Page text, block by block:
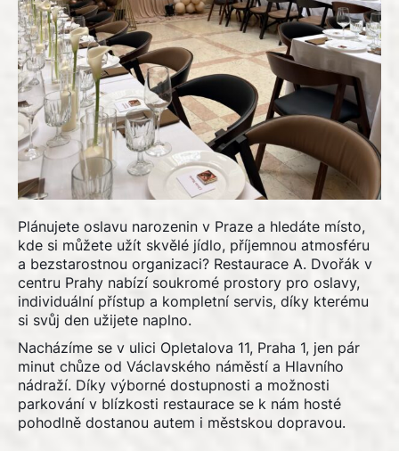
Plánujete oslavu narozenin v Praze a hledáte místo,
kde si můžete užít skvělé jídlo, příjemnou atmosféru
a bezstarostnou organizaci? Restaurace A. Dvořák v
centru Prahy nabízí soukromé prostory pro oslavy,
individuální přístup a kompletní servis, díky kterému
si svůj den užijete naplno.
Nacházíme se v ulici Opletalova 11, Praha 1, jen pár
minut chůze od Václavského náměstí a Hlavního
nádraží. Díky výborné dostupnosti a možnosti
parkování v blízkosti restaurace se k nám hosté
pohodlně dostanou autem i městskou dopravou.